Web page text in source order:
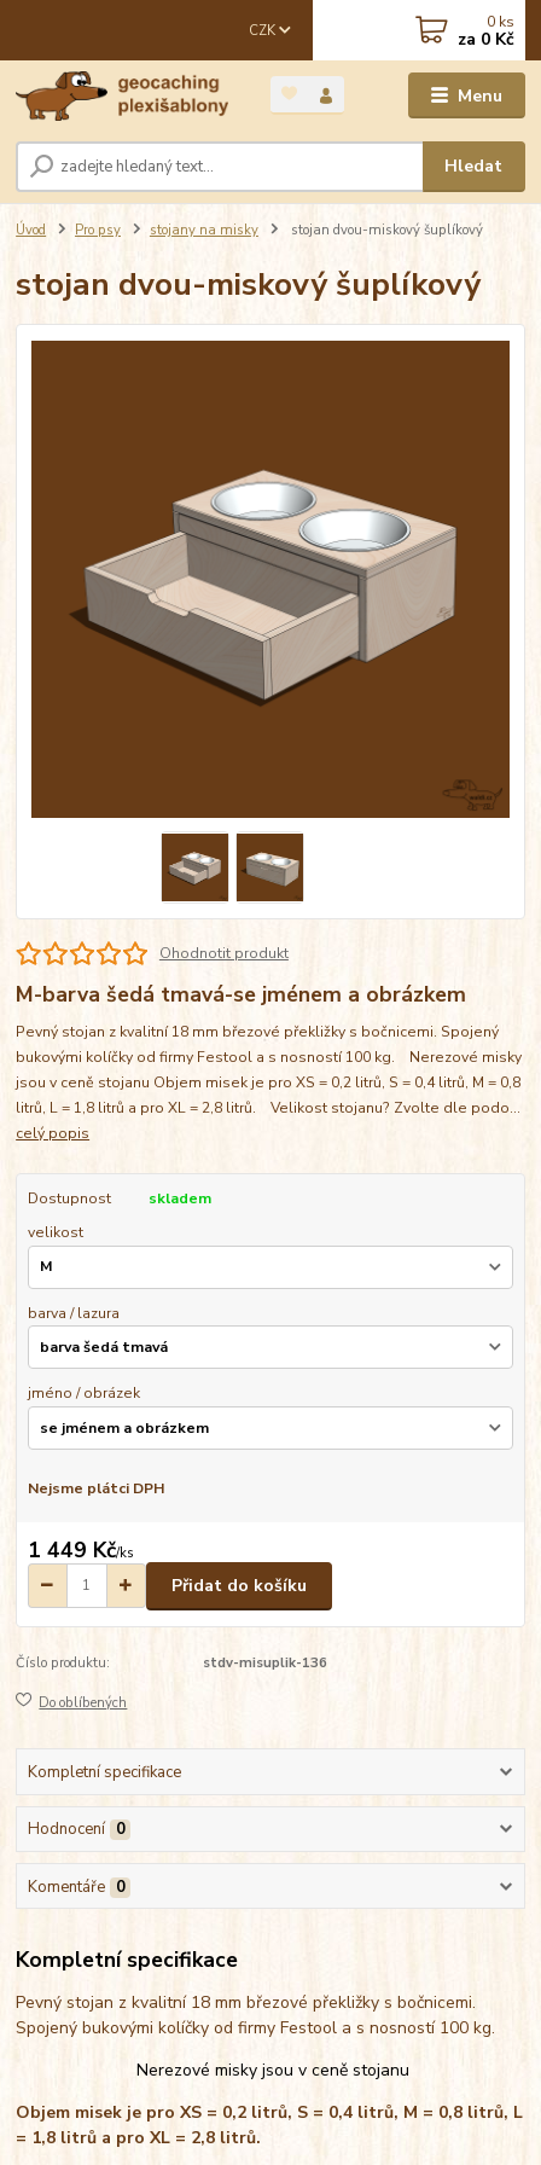
Menu
CZK
Hledat
0 ks
za 0 Kč
Úvod Pro psy stojany na misky stojan dvou-miskový šuplíkový
stojan dvou-miskový šuplíkový
Ohodnotit produkt
M-barva šedá tmavá-se jménem a obrázkem
Pevný stojan z kvalitní 18 mm březové překližky s bočnicemi. Spojený
bukovými kolíčky od firmy Festool a s nosností 100 kg. Nerezové misky
jsou v ceně stojanu Objem misek je pro XS = 0,2 litrů, S = 0,4 litrů, M = 0,8
litrů, L = 1,8 litrů a pro XL = 2,8 litrů. Velikost stojanu? Zvolte dle podo...
celý popis
Dostupnost
skladem
velikost
barva / lazura
jméno / obrázek
Nejsme plátci DPH
1 449 Kč/ks
Přidat do košíku
Číslo produktu: stdv-misuplik-136
Do oblíbených
Kompletní specifikace
Hodnocení 0
Komentáře 0
Kompletní specifikace
Pevný stojan z kvalitní 18 mm březové překližky s bočnicemi.
Spojený bukovými kolíčky od firmy Festool a s nosností 100 kg.
Nerezové misky jsou v ceně stojanu
Objem misek je pro XS = 0,2 litrů, S = 0,4 litrů, M = 0,8 litrů, L
= 1,8 litrů a pro XL = 2,8 litrů.